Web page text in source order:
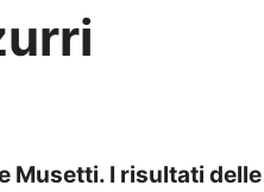
Musetti. I risultati delle